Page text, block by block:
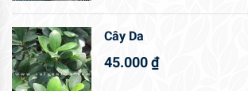
Cây Da
45.000₫